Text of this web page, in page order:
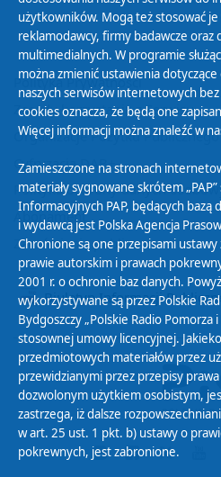
Polityka Prywatności
Zasady korzystania z Serwisu
Organizacje Pożytku Publicznego
Cyfryzacja DAB+
Polityka ochrony danych
Abonament
Zamówienia publiczne
Biuletyn Informacji
użytkowników. Mogą też stosować je
reklamodawcy, firmy badawcze oraz
multimedialnych. W programie
można zmienić ustawienia
naszych serwisów internetowych
cookies oznacza, że będą one
Więcej informacji można znaleźć w
Zamieszczone na stronach
materiały sygnowane skrótem
Informacyjnych PAP, będących
i wydawcą jest Polska Agencja
Chronione są one przepisami
prawie autorskim i prawach
2001 r. o ochronie baz danych.
wykorzystywane są przez Polskie
Bydgoszczy „Polskie Radio Pomorza
stosownej umowy licencyjnej.
przedmiotowych materiałów przez
przewidzianymi przez przepisy
dozwolonym użytkiem osobistym,
zastrzega, iż dalsze
w art. 25 ust. 1 pkt. b) ustawy o
pokrewnych, jest zabronione.